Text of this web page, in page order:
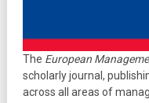
The European
scholarly journal,
across all areas of